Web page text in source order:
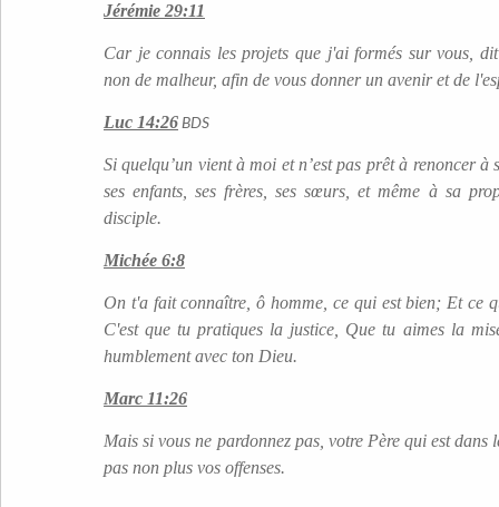
Jérémie 29:11
Car je connais les projets que j'ai formés sur vous,
non de malheur, afin de vous donner un avenir et de
Luc 14:26 BDS
Si quelqu’un vient à moi et n’est pas prêt à renoncer à
ses enfants, ses frères, ses sœurs, et même à sa
disciple.
Michée 6:8
On t'a fait connaître, ô homme, ce qui est bien; Et ce
C'est que tu pratiques la justice, Que tu aimes la
humblement avec ton Dieu.
Marc 11:26
Mais si vous ne pardonnez pas, votre Père qui est dans
pas non plus vos offenses.